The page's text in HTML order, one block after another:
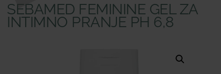
SEBAMED FEMININE GEL ZA
INTIMNO PRANJE PH 6,8